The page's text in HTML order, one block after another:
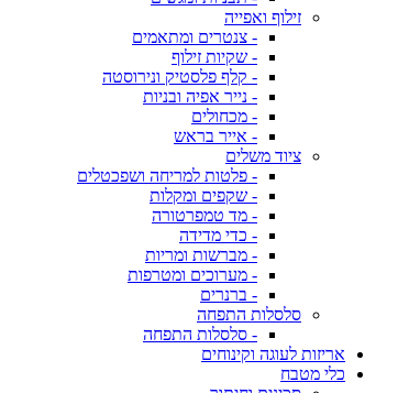
זילוף ואפייה
- צנטרים ומתאמים
- שקיות זילוף
- קלף פלסטיק ונירוסטה
- נייר אפיה ובניות
- מכחולים
- אייר בראש
ציוד משלים
- פלטות למריחה ושפכטלים
- שקפים ומקלות
- מד טמפרטורה
- כדי מדידה
- מברשות ומריות
- מערוכים ומטרפות
- ברנרים
סלסלות התפחה
- סלסלות התפחה
אריזות לעוגה וקינוחים
כלי מטבח